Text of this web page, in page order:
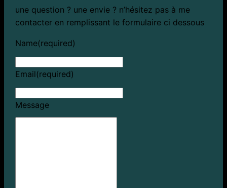
une question ? une envie ? n’hésitez pas à me
contacter en remplissant le formulaire ci dessous
Name(required)
Email(required)
Message